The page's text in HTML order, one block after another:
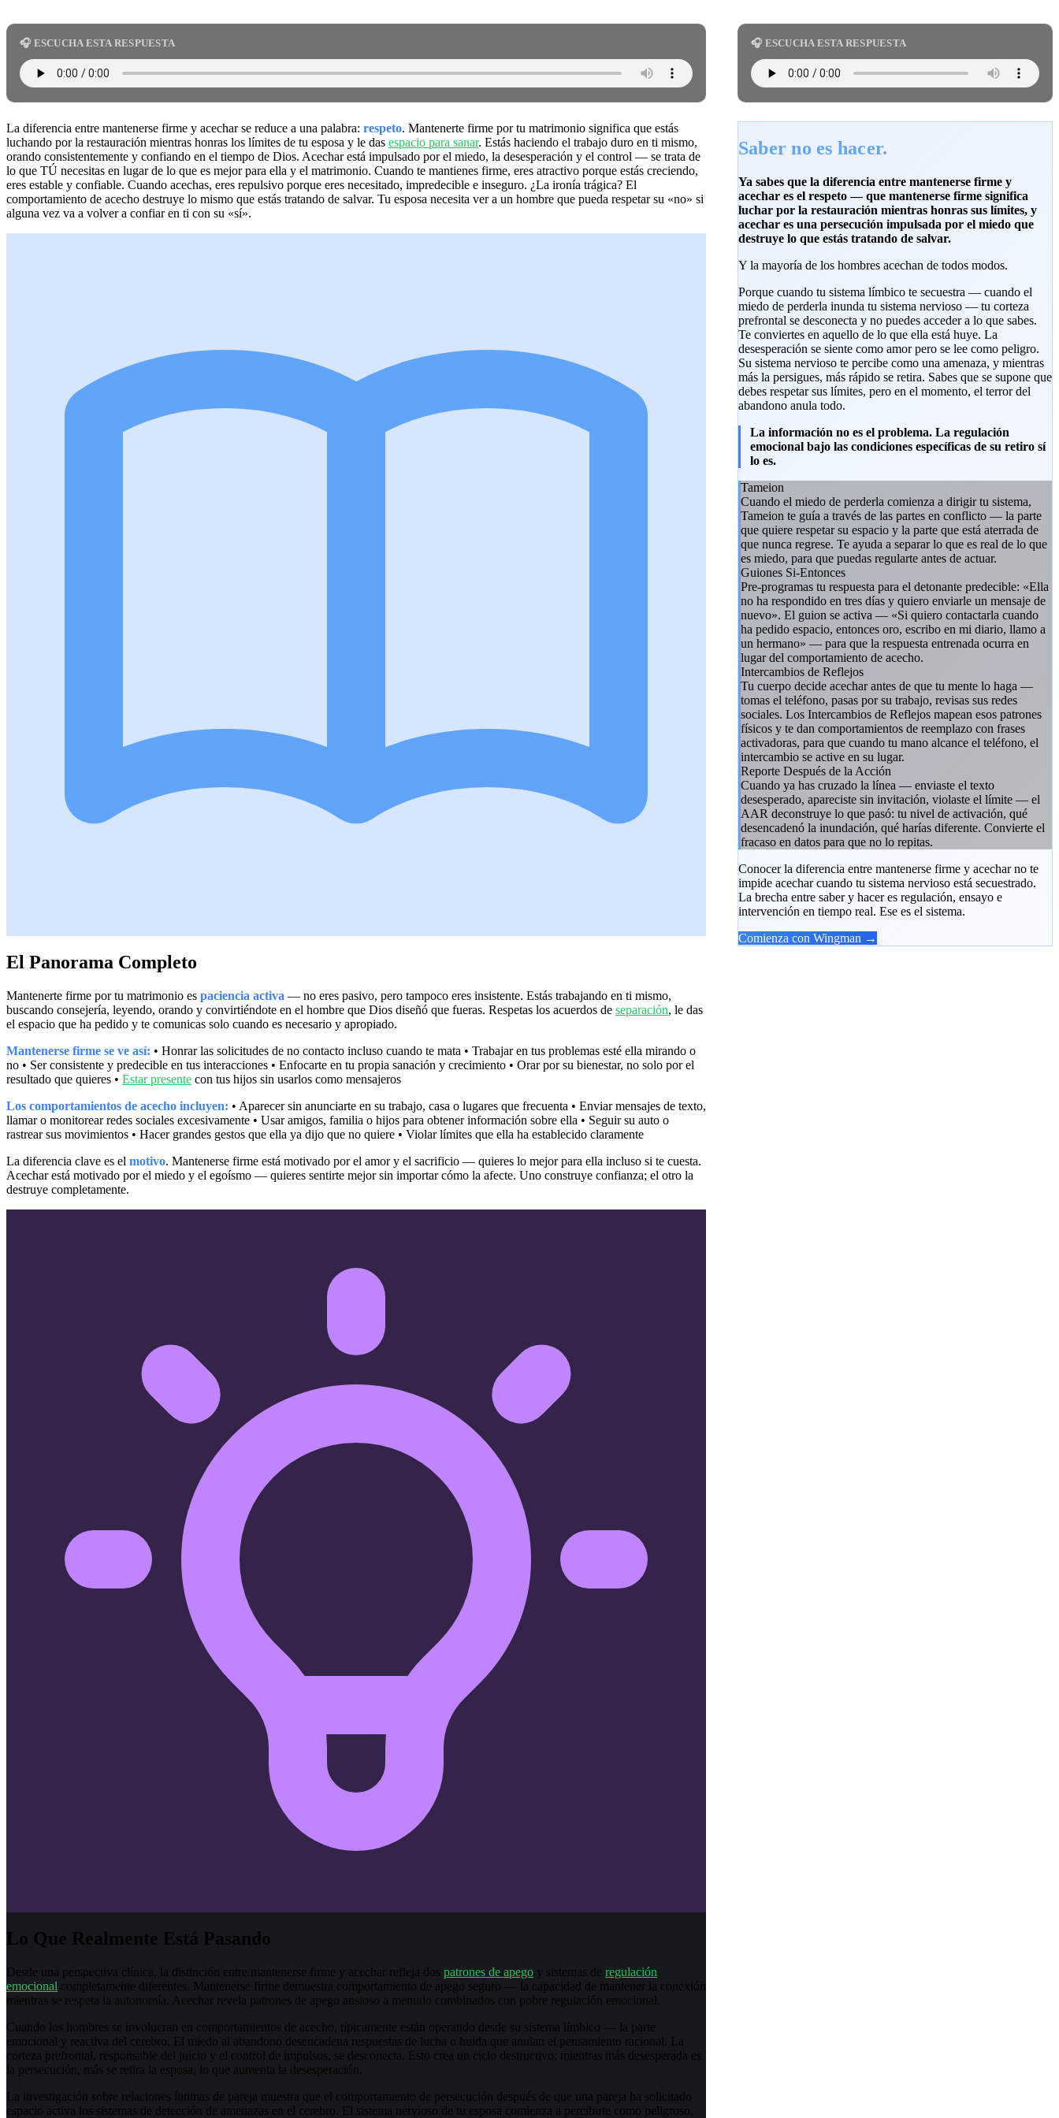
🎧 ESCUCHA ESTA RESPUESTA
La diferencia entre mantenerse firme y acechar se reduce a una palabra: respeto. Mantenerte firme por tu matrimonio significa que estás
luchando por la restauración mientras honras los límites de tu esposa y le das espacio para sanar. Estás haciendo el trabajo duro en ti mismo,
orando consistentemente y confiando en el tiempo de Dios. Acechar está impulsado por el miedo, la desesperación y el control — se trata de
lo que TÚ necesitas en lugar de lo que es mejor para ella y el matrimonio. Cuando te mantienes firme, eres atractivo porque estás creciendo,
eres estable y confiable. Cuando acechas, eres repulsivo porque eres necesitado, impredecible e inseguro. ¿La ironía trágica? El
comportamiento de acecho destruye lo mismo que estás tratando de salvar. Tu esposa necesita ver a un hombre que pueda respetar su «no» si
alguna vez va a volver a confiar en ti con su «sí».
El Panorama Completo
Mantenerte firme por tu matrimonio es paciencia activa — no eres pasivo, pero tampoco eres insistente. Estás trabajando en ti mismo,
buscando consejería, leyendo, orando y convirtiéndote en el hombre que Dios diseñó que fueras. Respetas los acuerdos de separación, le das
el espacio que ha pedido y te comunicas solo cuando es necesario y apropiado.
Mantenerse firme se ve así: • Honrar las solicitudes de no contacto incluso cuando te mata • Trabajar en tus problemas esté ella mirando o
no • Ser consistente y predecible en tus interacciones • Enfocarte en tu propia sanación y crecimiento • Orar por su bienestar, no solo por el
resultado que quieres • Estar presente con tus hijos sin usarlos como mensajeros
Los comportamientos de acecho incluyen: • Aparecer sin anunciarte en su trabajo, casa o lugares que frecuenta • Enviar mensajes de texto,
llamar o monitorear redes sociales excesivamente • Usar amigos, familia o hijos para obtener información sobre ella • Seguir su auto o
rastrear sus movimientos • Hacer grandes gestos que ella ya dijo que no quiere • Violar límites que ella ha establecido claramente
La diferencia clave es el motivo. Mantenerse firme está motivado por el amor y el sacrificio — quieres lo mejor para ella incluso si te cuesta.
Acechar está motivado por el miedo y el egoísmo — quieres sentirte mejor sin importar cómo la afecte. Uno construye confianza; el otro la
destruye completamente.
Lo Que Realmente Está Pasando
Desde una perspectiva clínica, la distinción entre mantenerse firme y acechar refleja dos patrones de apego y sistemas de regulación
emocional completamente diferentes. Mantenerse firme demuestra comportamiento de apego seguro — la capacidad de mantener la conexión
mientras se respeta la autonomía. Acechar revela patrones de apego ansioso a menudo combinados con pobre regulación emocional.
Cuando los hombres se involucran en comportamientos de acecho, típicamente están operando desde su sistema límbico — la parte
emocional y reactiva del cerebro. El miedo al abandono desencadena respuestas de lucha o huida que anulan el pensamiento racional. La
corteza prefrontal, responsable del juicio y el control de impulsos, se desconecta. Esto crea un ciclo destructivo: mientras más desesperada es
la persecución, más se retira la esposa, lo que aumenta la desesperación.
La investigación sobre relaciones íntimas de pareja muestra que el comportamiento de persecución después de que una pareja ha solicitado
espacio activa los sistemas de detección de amenazas en el cerebro. El sistema nervioso de tu esposa comienza a percibirte como peligroso,
🎧 ESCUCHA ESTA RESPUESTA
Saber no es hacer.
Ya sabes que la diferencia entre mantenerse firme y
acechar es el respeto — que mantenerse firme significa
luchar por la restauración mientras honras sus límites, y
acechar es una persecución impulsada por el miedo que
destruye lo que estás tratando de salvar.
Y la mayoría de los hombres acechan de todos modos.
Porque cuando tu sistema límbico te secuestra — cuando el
miedo de perderla inunda tu sistema nervioso — tu corteza
prefrontal se desconecta y no puedes acceder a lo que sabes.
Te conviertes en aquello de lo que ella está huye. La
desesperación se siente como amor pero se lee como peligro.
Su sistema nervioso te percibe como una amenaza, y mientras
más la persigues, más rápido se retira. Sabes que se supone que
debes respetar sus límites, pero en el momento, el terror del
abandono anula todo.
La información no es el problema. La regulación
emocional bajo las condiciones específicas de su retiro sí
lo es.
Tameion
Cuando el miedo de perderla comienza a dirigir tu sistema,
Tameion te guía a través de las partes en conflicto — la parte
que quiere respetar su espacio y la parte que está aterrada de
que nunca regrese. Te ayuda a separar lo que es real de lo que
es miedo, para que puedas regularte antes de actuar.
Guiones Si-Entonces
Pre-programas tu respuesta para el detonante predecible: «Ella
no ha respondido en tres días y quiero enviarle un mensaje de
nuevo». El guion se activa — «Si quiero contactarla cuando
ha pedido espacio, entonces oro, escribo en mi diario, llamo a
un hermano» — para que la respuesta entrenada ocurra en
lugar del comportamiento de acecho.
Intercambios de Reflejos
Tu cuerpo decide acechar antes de que tu mente lo haga —
tomas el teléfono, pasas por su trabajo, revisas sus redes
sociales. Los Intercambios de Reflejos mapean esos patrones
físicos y te dan comportamientos de reemplazo con frases
activadoras, para que cuando tu mano alcance el teléfono, el
intercambio se active en su lugar.
Reporte Después de la Acción
Cuando ya has cruzado la línea — enviaste el texto
desesperado, apareciste sin invitación, violaste el límite — el
AAR deconstruye lo que pasó: tu nivel de activación, qué
desencadenó la inundación, qué harías diferente. Convierte el
fracaso en datos para que no lo repitas.
Conocer la diferencia entre mantenerse firme y acechar no te
impide acechar cuando tu sistema nervioso está secuestrado.
La brecha entre saber y hacer es regulación, ensayo e
intervención en tiempo real. Ese es el sistema.
Comienza con Wingman →